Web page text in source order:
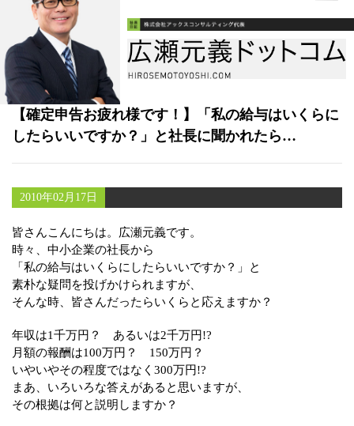
書籍
メールマガジン（無料）
講演・取材依頼
セミナー
【確定申告お疲れ様です！】「私の給与はいくらに
したらいいですか？」と社長に聞かれたら…
2010年02月17日
皆さんこんにちは。広瀬元義です。
時々、中小企業の社長から
「私の給与はいくらにしたらいいですか？」と
素朴な疑問を投げかけられますが、
そんな時、皆さんだったらいくらと応えますか？
年収は1千万円？ あるいは2千万円!?
月額の報酬は100万円？ 150万円？
いやいやその程度ではなく300万円!?
まあ、いろいろな答えがあると思いますが、
その根拠は何と説明しますか？